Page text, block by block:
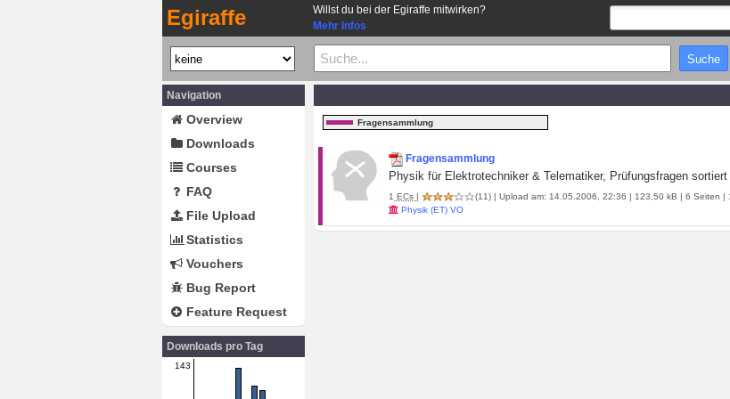
Egiraffe
Willst du bei der Egiraffe mitwirken?
Mehr Infos
Navigation
Overview
Downloads
Courses
FAQ
File Upload
Statistics
Vouchers
Bug Report
Feature Request
Downloads pro Tag
143
Fragensammlung
Fragensammlung
Physik für Elektrotechniker & Telematiker, Prüfungsfragen
1 ECs | (11) | Upload am: 14.05.2006, 22:36 | 123,50 kB | 6 Seiten |
Physik (ET) VO